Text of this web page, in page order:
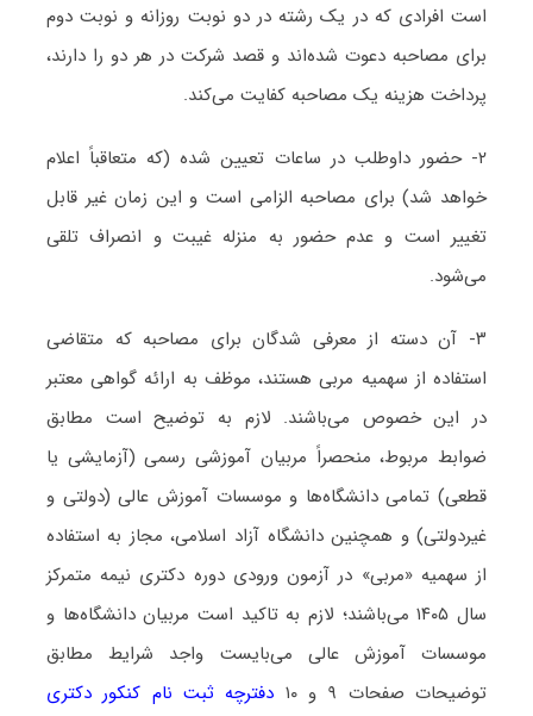
است افرادی که در یک رشته در دو نوبت روزانه و نوبت دوم
برای مصاحبه دعوت شده‌اند و قصد شرکت در هر دو را دارند،
پرداخت هزینه یک مصاحبه کفایت می‌کند.
۲- حضور داوطلب در ساعات تعیین شده (که متعاقباً اعلام
خواهد شد) برای مصاحبه الزامی است و این زمان غیر قابل
تغییر است و عدم حضور به منزله غیبت و انصراف تلقی
می‌شود.
۳- آن دسته از معرفی شدگان برای مصاحبه که متقاضی
استفاده از سهمیه مربی هستند، موظف به ارائه گواهی معتبر
در این خصوص می‌باشند. لازم به توضیح است مطابق
ضوابط مربوط، منحصراً مربیان آموزشی رسمی (آزمایشی یا
قطعی) تمامی دانشگاه‌ها و موسسات آموزش عالی (دولتی و
غیردولتی) و همچنین دانشگاه آزاد اسلامی، مجاز به استفاده
از سهمیه «مربی» در آزمون ورودی دوره دکتری نیمه متمرکز
سال ۱۴۰۵ می‌باشند؛ لازم به تاکید است مربیان دانشگاه‌ها و
موسسات آموزش عالی می‌بایست واجد شرایط مطابق
توضیحات صفحات ۹ و ۱۰
دفترچه ثبت نام کنکور دکتری